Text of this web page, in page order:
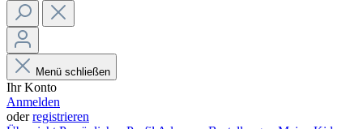
Menü schließen
Ihr Konto
Anmelden
oderregistrieren